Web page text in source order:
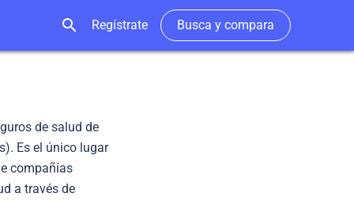
search Regístrate Busca y compara
de salud de
Es el único lugar
compañías
a través de